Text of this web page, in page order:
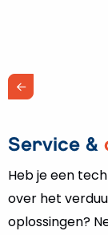
Service &
Heb je een
over het
oplossingen?